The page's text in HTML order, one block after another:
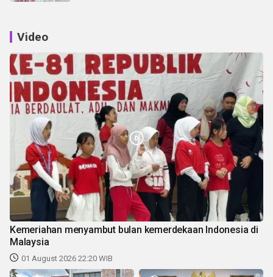
Video
Kemeriahan menyambut bulan kemerdekaan Indonesia di
Malaysia
01 August 2026 22:20 WIB